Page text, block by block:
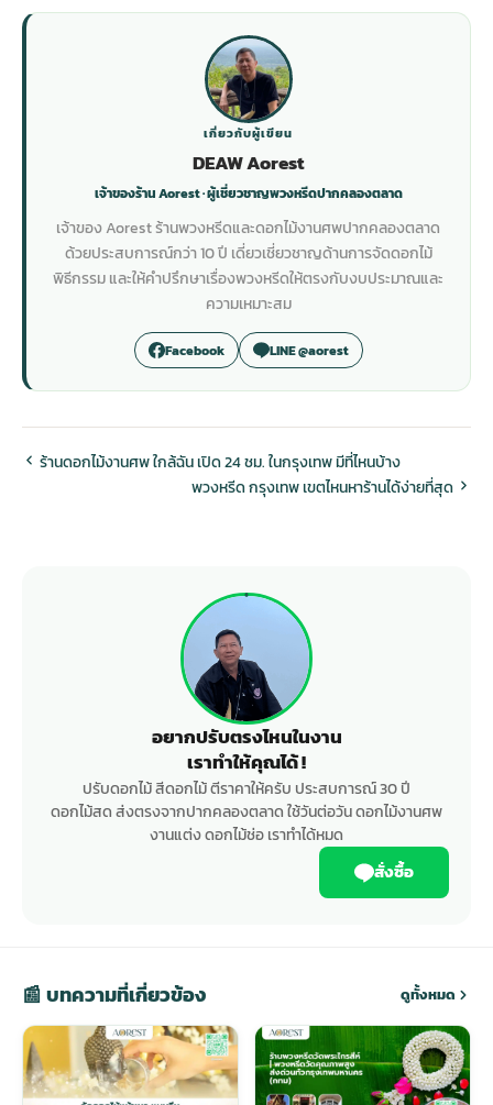
เกี่ยวกับผู้เขียน
DEAW Aorest
เจ้าของร้าน Aorest · ผู้เชี่ยวชาญพวงหรีดปากคลองตลาด
เจ้าของ Aorest ร้านพวงหรีดและดอกไม้งานศพปากคลองตลาด
ด้วยประสบการณ์กว่า 10 ปี เดี่ยวเชี่ยวชาญด้านการจัดดอกไม้
พิธีกรรม และให้คำปรึกษาเรื่องพวงหรีดให้ตรงกับงบประมาณและ
ความเหมาะสม
Facebook LINE @aorest
ร้านดอกไม้งานศพ ใกล้ฉัน เปิด 24 ชม. ในกรุงเทพ มีที่ไหนบ้าง
พวงหรีด กรุงเทพ เขตไหนหาร้านได้ง่ายที่สุด
อยากปรับตรงไหนในงาน
เราทำให้คุณได้ !
ปรับดอกไม้ สีดอกไม้ ตีราคาให้ครับ ประสบการณ์ 30 ปี
ดอกไม้สด ส่งตรงจากปากคลองตลาด ใช้วันต่อวัน ดอกไม้งานศพ
งานแต่ง ดอกไม้ช่อ เราทำได้หมด
สั่งซื้อ
📰 บทความที่เกี่ยวข้อง ดูทั้งหมด